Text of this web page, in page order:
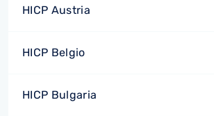
HICP Austria
HICP Belgio
HICP Bulgaria